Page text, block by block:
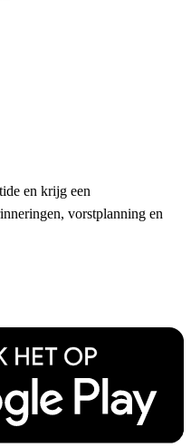
en krijg een
vorstplanning en